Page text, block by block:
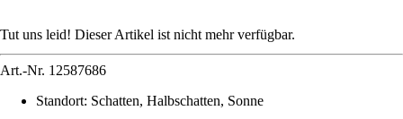
Tut uns leid! Dieser Artikel ist nicht mehr verfügbar.
Art.-Nr. 12587686
Standort: Schatten, Halbschatten, Sonne